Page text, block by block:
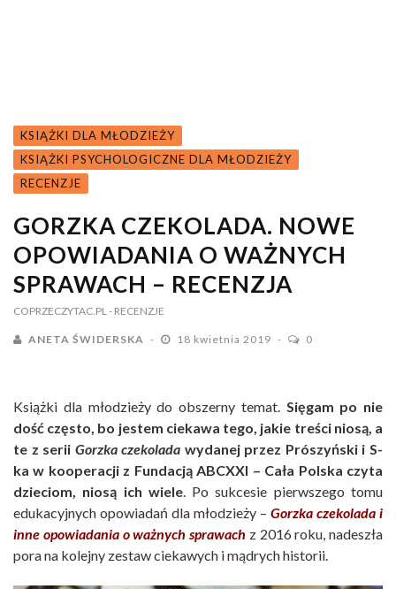
KSIĄŻKI DLA MŁODZIEŻY
KSIĄŻKI PSYCHOLOGICZNE DLA MŁODZIEŻY
RECENZJE
GORZKA CZEKOLADA. NOWE
OPOWIADANIA O WAŻNYCH
SPRAWACH – RECENZJA
COPRZECZYTAC.PL - RECENZJE
ANETA ŚWIDERSKA 18 kwietnia 2019 0
Książki dla młodzieży do obszerny temat. Sięgam po nie
dość często, bo jestem ciekawa tego, jakie treści niosą, a
te z serii Gorzka czekolada wydanej przez Prószyński i S-
ka w kooperacji z Fundacją ABCXXI – Cała Polska czyta
dzieciom, niosą ich wiele. Po sukcesie pierwszego tomu
edukacyjnych opowiadań dla młodzieży – Gorzka czekolada i
inne opowiadania o ważnych sprawach z 2016 roku, nadeszła
pora na kolejny zestaw ciekawych i mądrych historii.